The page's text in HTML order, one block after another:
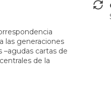
las generaciones
–agudas cartas de
de la